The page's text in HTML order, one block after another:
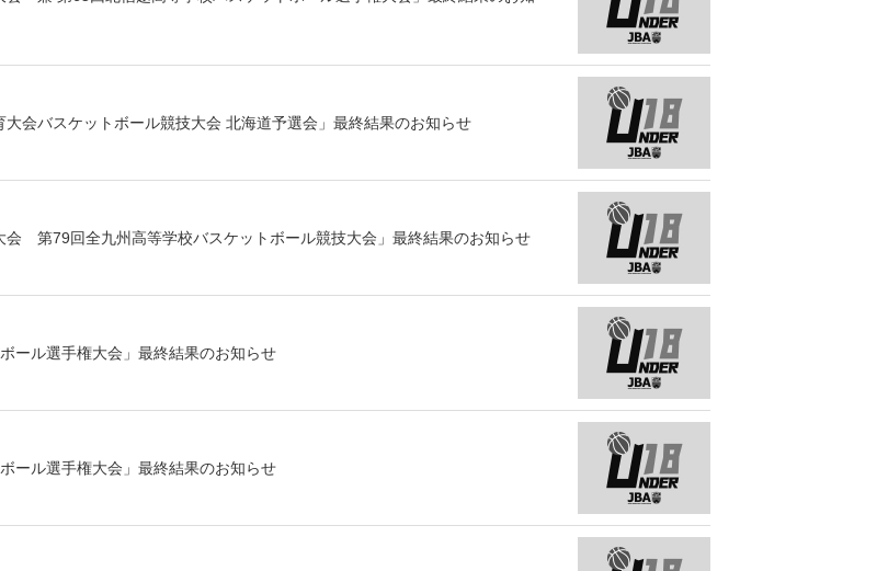
大会バスケットボール競技大会 北海道予選会」最終結果のお知らせ
会 第79回全九州高等学校バスケットボール競技大会」最終結果のお知らせ
ール選手権大会」最終結果のお知らせ
ール選手権大会」最終結果のお知らせ